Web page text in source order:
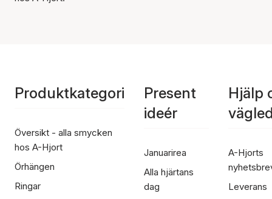
Produktkategori
Översikt - alla smycken
hos A-Hjort
Örhängen
Ringar
Present
ideér
Januarirea
Alla hjärtans
dag
Hjälp
A-Hjorts
Leverans